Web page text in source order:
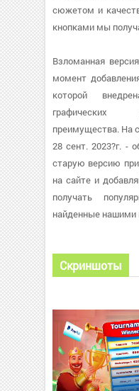
сюжетом и
кнопками мы
Взломанная
момент
которой
графических
преимущества. На
28 сент. 2023?г. -
старую версию
на сайте и
получать
найденные
Скриншоты